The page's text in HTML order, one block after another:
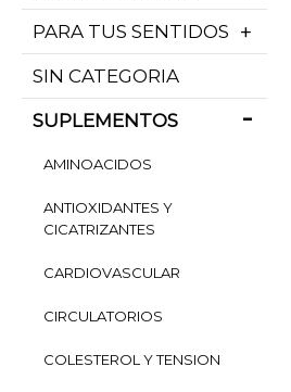
PARA TUS SENTIDOS
SIN CATEGORIA
SUPLEMENTOS
AMINOACIDOS
ANTIOXIDANTES Y
CICATRIZANTES
CARDIOVASCULAR
CIRCULATORIOS
COLESTEROL Y TENSION